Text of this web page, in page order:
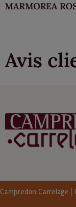
MARMOREA
Avis
Campredon Carrelage |